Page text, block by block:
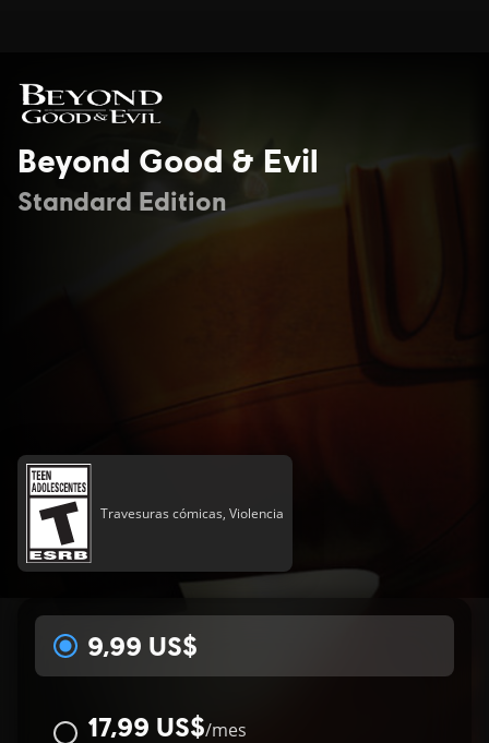
Beyond Good & Evil
Standard Edition
Travesuras cómicas, Violencia
9,99 US$
17,99 US$/mes